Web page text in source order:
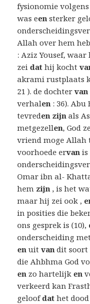
fysionomie
was een sterker
Allah over hem
: Aziz Yousef,
zei dat hij kocht
akrami rustplaats
21 ). de dochtervan
verhalen : 36).
tevreden zijn als
metgezellen, God
vriend moge Allah
voorhoede ervan is
Omar ibn al-
hem zijn , is het
maar hij zei ook ,
in posities die
ons gesprek is (10),
onderscheiding
en uitvan dit
die Ahbhma God
en zo hartelijk en
verkeerd kan
geloofdat het